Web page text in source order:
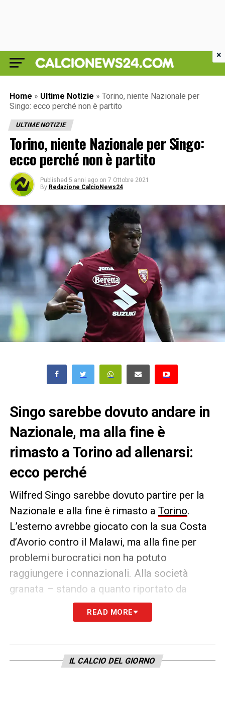
Home » Ultime Notizie » Torino, niente Nazionale per
Singo: ecco perché non è partito
ULTIME NOTIZIE
Torino, niente Nazionale per Singo:
ecco perché non è partito
Published 5 anni ago on 7 Ottobre 2021
By Redazione CalcioNews24
Singo sarebbe dovuto andare in
Nazionale, ma alla fine è
rimasto a Torino ad allenarsi:
ecco perché
Wilfred Singo sarebbe dovuto partire per la
Nazionale e alla fine è rimasto a Torino.
L’esterno avrebbe giocato con la sua Costa
d’Avorio contro il Malawi, ma alla fine per
problemi burocratici non ha potuto
raggiungere i connazionali. Alla società
granata – stando a quanto riportato da
Toronews – non sarebbero arrivati dei
documenti dalla Federazione ivoriana e per
READ MORE
IL CALCIO DEL GIORNO
×